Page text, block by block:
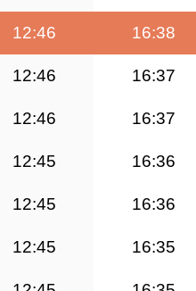
12:46 16:38
12:46 16:37
12:46 16:37
12:45 16:36
12:45 16:36
12:45 16:35